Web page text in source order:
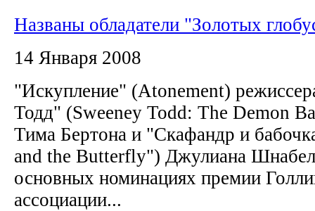
Названы обладатели "Золотых
14 Января 2008
"Искупление" (Atonement)
Тодд" (Sweeney Todd: The Demon
Тима Бертона и "Скафандр и
and the Butterfly") Джулиана
основных номинациях премии
ассоциации...